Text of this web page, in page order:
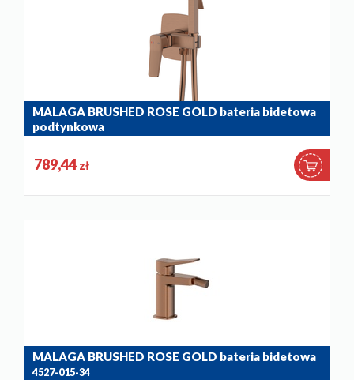
MALAGA BRUSHED ROSE GOLD bateria bidetowa
podtynkowa
789,44 zł
MALAGA BRUSHED ROSE GOLD bateria bidetowa
4527-015-34